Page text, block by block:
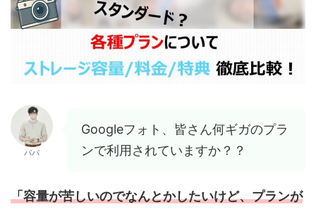
パパ
Googleフォト、皆さん何ギガのプラ
ンで利用されていますか？？
「容量が苦しいのでなんとかしたいけど、プランが